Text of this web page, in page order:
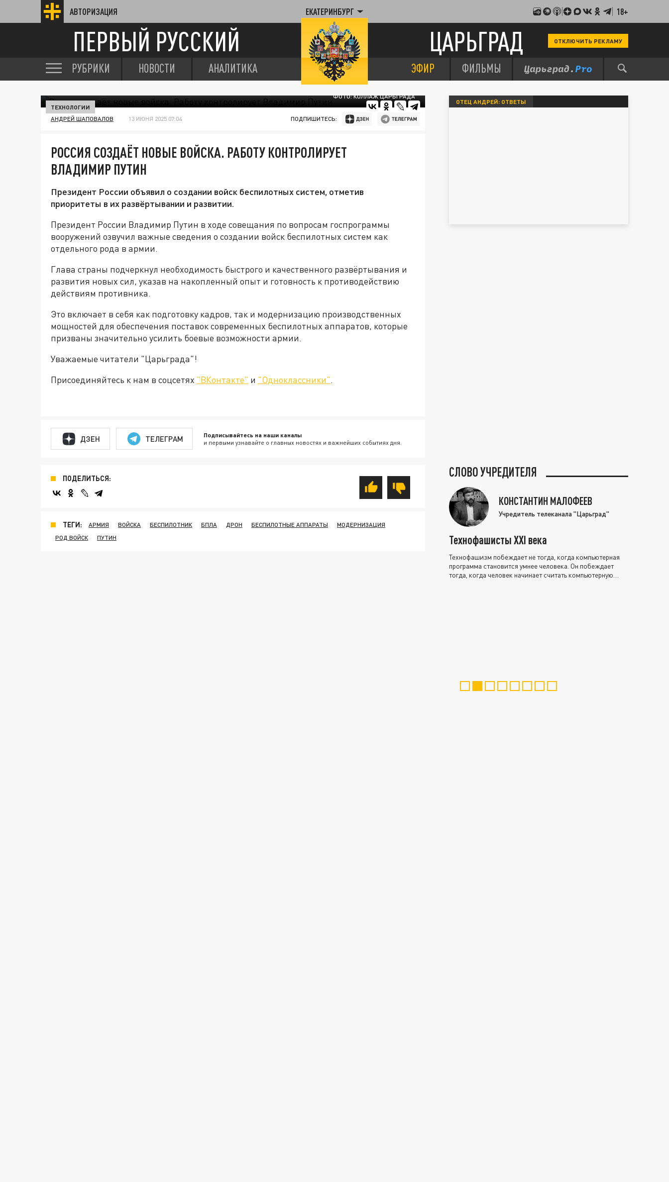
АВТОРИЗАЦИЯ ЕКАТЕРИНБУРГ 18+
ПЕРВЫЙ РУССКИЙ ЦАРЬГРАД ОТКЛЮЧИТЬ РЕКЛАМУ
РУБРИКИ НОВОСТИ АНАЛИТИКА ЭФИР ФИЛЬМЫ
ФОТО: КОЛЛАЖ ЦАРЬГРАДА
ТЕХНОЛОГИИ
АНДРЕЙ ШАПОВАЛОВ 13 ИЮНЯ 2025 07:04 ПОДПИШИТЕСЬ:
РОССИЯ СОЗДАЁТ НОВЫЕ ВОЙСКА. РАБОТУ КОНТРОЛИРУЕТ
ВЛАДИМИР ПУТИН
Президент России объявил о создании войск беспилотных систем, отметив
приоритеты в их развёртывании и развитии.
Президент России Владимир Путин в ходе совещания по вопросам госпрограммы
вооружений озвучил важные сведения о создании войск беспилотных систем как
отдельного рода в армии.
Глава страны подчеркнул необходимость быстрого и качественного развёртывания и
развития новых сил, указав на накопленный опыт и готовность к противодействию
действиям противника.
Это включает в себя как подготовку кадров, так и модернизацию производственных
мощностей для обеспечения поставок современных беспилотных аппаратов, которые
призваны значительно усилить боевые возможности армии.
Уважаемые читатели "Царьграда"!
Присоединяйтесь к нам в соцсетях "ВКонтакте" и "Одноклассники".
ДЗЕН ТЕЛЕГРАМ Подписывайтесь на наши каналы
и первыми узнавайте о главных новостях и важнейших событиях дня.
ПОДЕЛИТЬСЯ:
ТЕГИ: АРМИЯ ВОЙСКА БЕСПИЛОТНИК БПЛА ДРОН БЕСПИЛОТНЫЕ АППАРАТЫ
МОДЕРНИЗАЦИЯ
РОД ВОЙСК
ПУТИН
ОТЕЦ АНДРЕЙ: ОТВЕТЫ
СЛОВО УЧРЕДИТЕЛЯ
КОНСТАНТИН МАЛОФЕЕВ
Учредитель телеканала "Царьград"
Технофашисты XXI века
Технофашизм побеждает не тогда, когда компьютерная
программа становится умнее человека. Он побеждает
тогда, когда человек начинает считать компьютерную